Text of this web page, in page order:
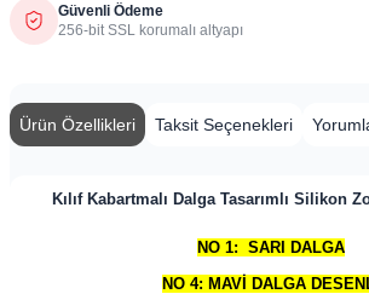
Güvenli Ödeme
256-bit SSL korumalı altyapı
Ürün Özellikleri Taksit Seçenekleri
Kılıf Kabartmalı Dalga Tasarımlı Silikon
NO 1: SARI DALGA
NO 4: MAVİ DALGA